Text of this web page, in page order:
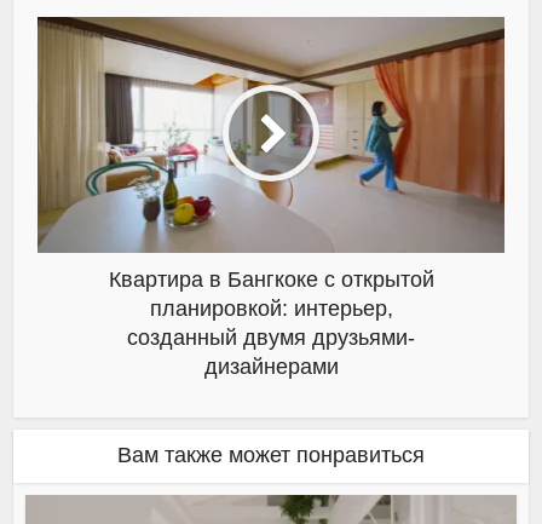
Квартира в Бангкоке с открытой
планировкой: интерьер,
созданный двумя друзьями-
дизайнерами
Вам также может понравиться